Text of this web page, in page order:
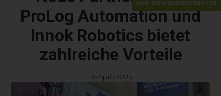
NEU: REINIGUNGSROBOTER
ProLog Automation und
Innok Robotics bietet
zahlreiche Vorteile
16-April-2024